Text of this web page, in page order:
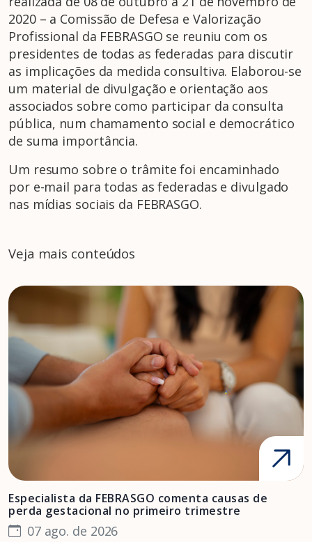
2020 – a Comissão de Defesa e Valorização
Profissional da FEBRASGO se reuniu com os
presidentes de todas as federadas para discutir
as implicações da medida consultiva. Elaborou-se
um material de divulgação e orientação aos
associados sobre como participar da consulta
pública, num chamamento social e democrático
de suma importância.
Um resumo sobre o trâmite foi encaminhado
por e-mail para todas as federadas e divulgado
nas mídias sociais da FEBRASGO.
Veja mais conteúdos
Especialista da FEBRASGO comenta causas de
perda gestacional no primeiro trimestre
07 ago. de 2026